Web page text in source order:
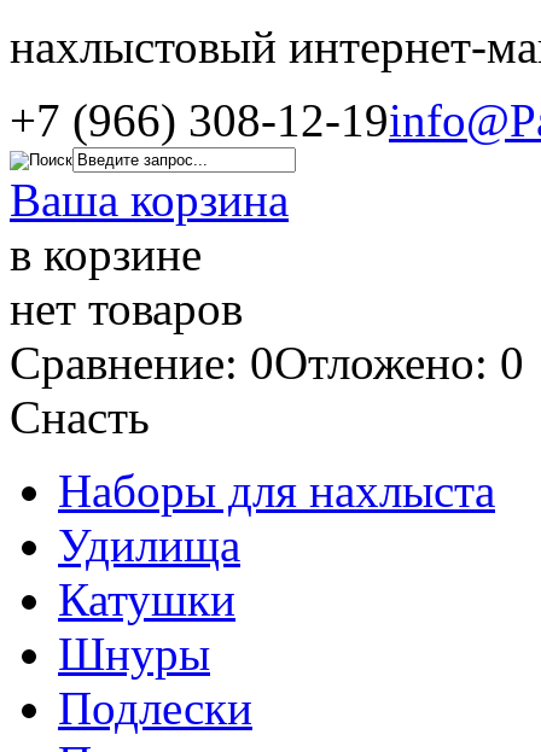
нахлыстовый интернет-
+7 (966) 308-12-19
Ваша корзина
в корзине
нет товаров
Сравнение: 0Отложено: 0
Снасть
Наборы для нахлыста
Удилища
Катушки
Шнуры
Подлески